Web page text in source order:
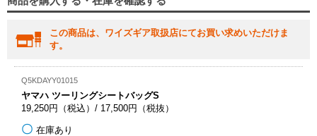
この商品は、ワイズギア取扱店にてお買い求めいただけま
す。
Q5KDAYY01015
ヤマハ ツーリングシートバッグS
19,250円（税込）/ 17,500円（税抜）
在庫あり